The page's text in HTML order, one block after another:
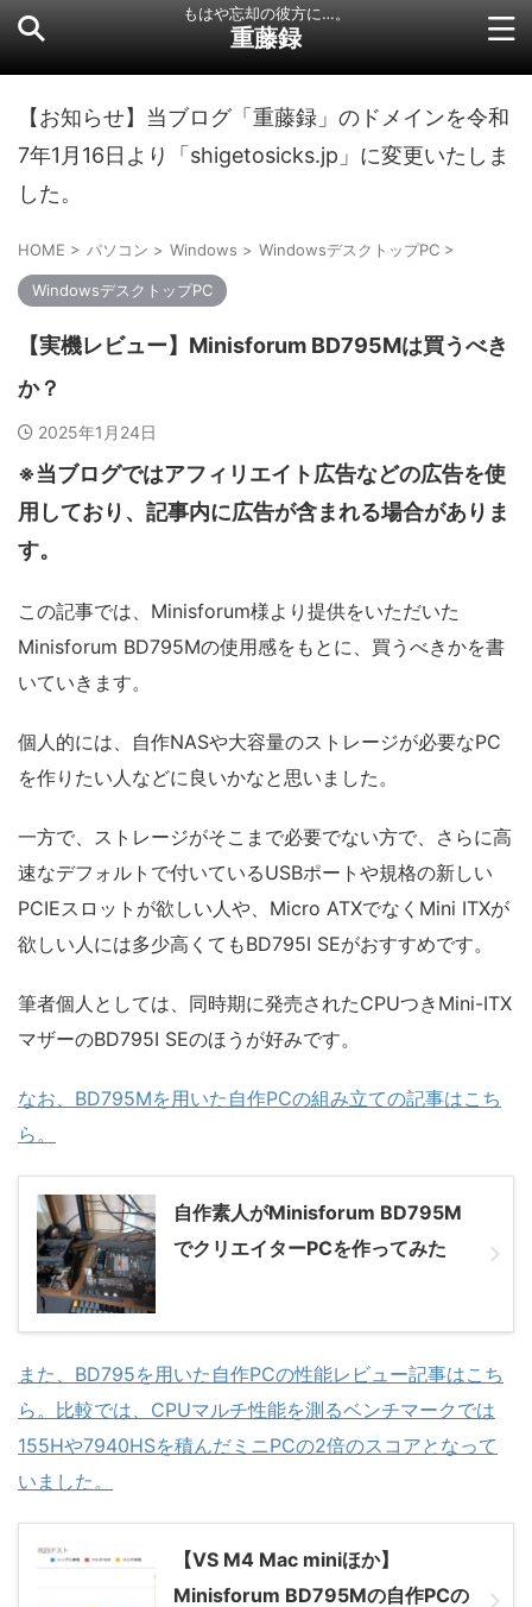
もはや忘却の彼方に…。
重藤録
【お知らせ】当ブログ「重藤録」のドメインを令和
7年1月16日より「shigetosicks.jp」に変更いたしま
した。
HOME > パソコン > Windows > WindowsデスクトップPC >
WindowsデスクトップPC
【実機レビュー】Minisforum BD795Mは買うべき
か？
2025年1月24日
※当ブログではアフィリエイト広告などの広告を使
用しており、記事内に広告が含まれる場合がありま
す。
この記事では、Minisforum様より提供をいただいた
Minisforum BD795Mの使用感をもとに、買うべきかを書
いていきます。
個人的には、自作NASや大容量のストレージが必要なPC
を作りたい人などに良いかなと思いました。
一方で、ストレージがそこまで必要でない方で、さらに高
速なデフォルトで付いているUSBポートや規格の新しい
PCIEスロットが欲しい人や、Micro ATXでなくMini ITXが
欲しい人には多少高くてもBD795I SEがおすすめです。
筆者個人としては、同時期に発売されたCPUつきMini-ITX
マザーのBD795I SEのほうが好みです。
なお、BD795Mを用いた自作PCの組み立ての記事はこち
ら。
自作素人がMinisforum BD795M
でクリエイターPCを作ってみた
また、BD795を用いた自作PCの性能レビュー記事はこち
ら。比較では、CPUマルチ性能を測るベンチマークでは
155Hや7940HSを積んだミニPCの2倍のスコアとなって
いました。
【VS M4 Mac miniほか】
Minisforum BD795Mの自作PCの